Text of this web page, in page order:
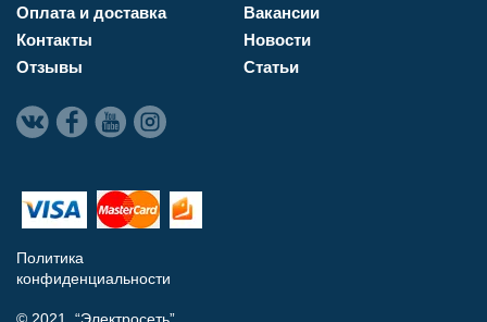
Оплата и доставка
Контакты
Отзывы
Вакансии
Новости
Статьи
Политика
конфиденциальности